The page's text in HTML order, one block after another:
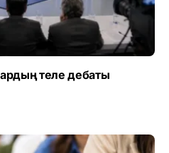
теле дебаты